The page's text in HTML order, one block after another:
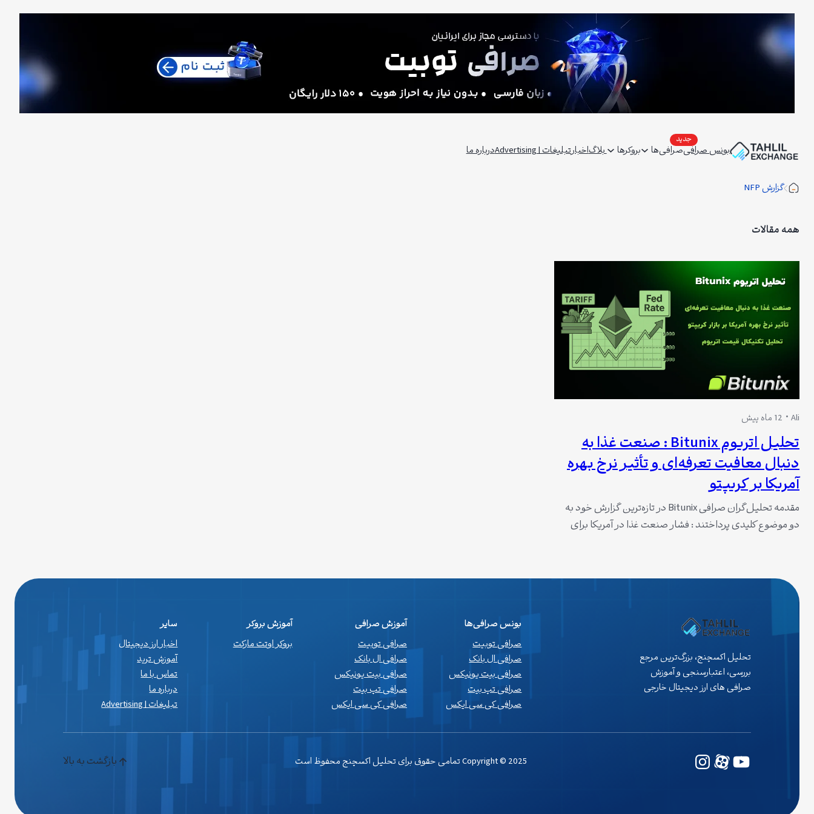
بونس صرافیصرافی‌ها بروکرها بلاگاخبارتبلیغات | Advertising درباره ما
گزارش NFP
همه مقالات
Ali 12 ماه پیش
تحلیل اتریوم Bitunix : صنعت غذا به
دنبال معافیت تعرفه‌ای و تأثیر نرخ بهره
آمریکا بر کریپتو
مقدمه تحلیل‌گران صرافی Bitunix در تازه‌ترین گزارش خود به
دو موضوع کلیدی پرداختند : فشار صنعت غذا در آمریکا برای
واردات وابسته است. افزایش تعرفه‌ها هزینه‌های این بخش را
بالا برده و خطر رشد بیشتر…
تحلیل اکسچنج، بزرگ‌ترین مرجع
بررسی، اعتبارسنجی و آموزش
صرافی های ارز دیجیتال خارجی
بونس صرافی‌ها
صرافی توبیت
صرافی ال بانک
صرافی بیت یونیکس
صرافی تپ بیت
صرافی کی سی ایکس
آموزش صرافی
صرافی توبیت
صرافی ال بانک
صرافی بیت یونیکس
صرافی تپ بیت
صرافی کی سی ایکس
آموزش بروکر
بروکر اوتت مارکت
سایر
اخبار ارز دیجیتال
آموزش ترید
تماس با ما
درباره ما
تبلیغات | Advertising
یوتیوبوردپرس
Copyright © 2025 تمامی حقوق برای تحلیل اکسچنج محفوظ است بازگشت به بالا